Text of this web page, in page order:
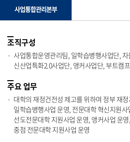
사업통합관리본부
조직구성
사업통합운영관리팀, 일학습병행사업단,
신산업특화2.0사업단, 앵커사업단, 부트캠
주요 업무
대학의 재정건전성 제고를 위하여 정부 재
일학습병행사업 운영, 전문대학 혁신지원
선도전문대학 지원사업 운영, 앵커사업 운
중점 전문대학 지원사업 운영